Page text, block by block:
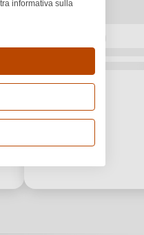
informativa sulla